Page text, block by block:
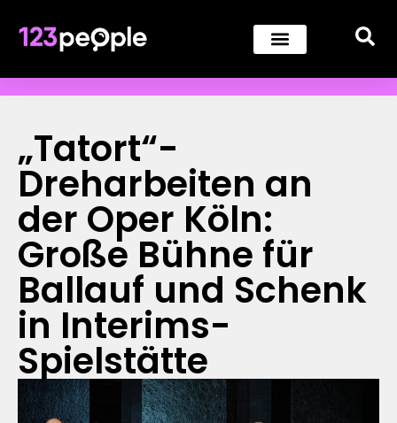
„Tatort“-
Dreharbeiten an
der Oper Köln:
Große Bühne für
Ballauf und Schenk
in Interims-
Spielstätte